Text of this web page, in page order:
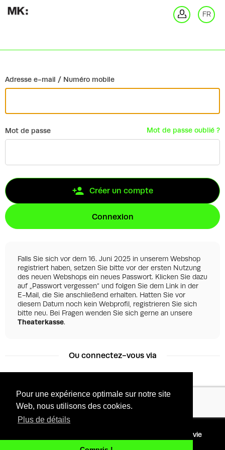
Pour une expérience optimale sur notre site
Web, nous utilisons des cookies.
Plus de détails
FR
Adresse e-mail / Numéro mobile
Mot de passe Mot de passe oublié ?
Créer un compte
Connexion
Falls Sie sich vor dem 16. Juni 2025 in unserem Webshop
registriert haben, setzen Sie bitte vor der ersten Nutzung
des neuen Webshops ein neues Passwort. Klicken Sie dazu
auf „Passwort vergessen“ und folgen Sie dem Link in der
E-Mail, die Sie anschließend erhalten. Hatten Sie vor
diesem Datum noch kein Webprofil, registrieren Sie sich
bitte neu. Bei Fragen wenden Sie sich gerne an unsere
Theaterkasse.
Ou connectez-vous via
Facebook
Tixly
Protection de la vie